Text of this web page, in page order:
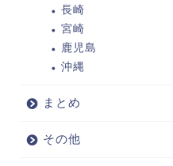
長崎
宮崎
鹿児島
沖縄
まとめ
その他